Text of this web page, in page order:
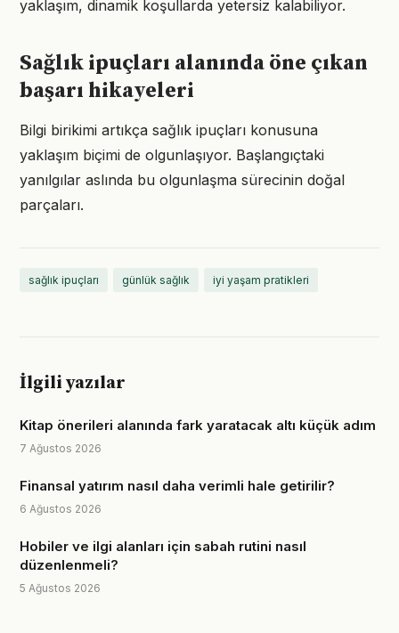
yaklaşım, dinamik koşullarda yetersiz kalabiliyor.
Sağlık ipuçları alanında öne çıkan
başarı hikayeleri
Bilgi birikimi artıkça sağlık ipuçları konusuna
yaklaşım biçimi de olgunlaşıyor. Başlangıçtaki
yanılgılar aslında bu olgunlaşma sürecinin doğal
parçaları.
sağlık ipuçları günlük sağlık iyi yaşam pratikleri
İlgili yazılar
Kitap önerileri alanında fark yaratacak altı küçük adım
7 Ağustos 2026
Finansal yatırım nasıl daha verimli hale getirilir?
6 Ağustos 2026
Hobiler ve ilgi alanları için sabah rutini nasıl
düzenlenmeli?
5 Ağustos 2026